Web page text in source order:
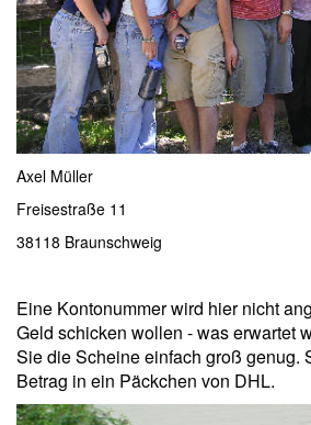
Axel Müller
Freisestraße 11
38118 Braunschweig
Eine Kontonummer wird hier nicht
Geld schicken wollen - was erwartet
Sie die Scheine einfach groß genug.
Betrag in ein Päckchen von DHL.